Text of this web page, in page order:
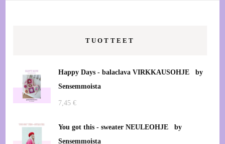
TUOTTEET
Happy Days - balaclava VIRKKAUSOHJE by
Sensemmoista
7,45€
You got this - sweater NEULEOHJE by
Sensemmoista